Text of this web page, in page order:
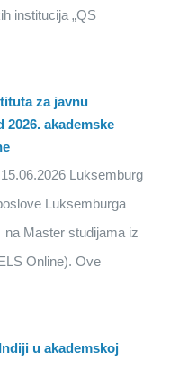
institucija „QS
za javnu
akademske
Luksemburg
Luksemburga
Master studijama iz
Online). Ove
u akademskoj